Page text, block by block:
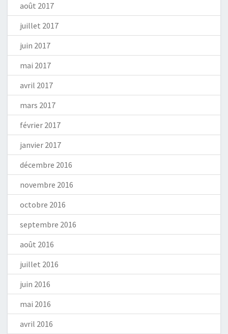
août 2017
juillet 2017
juin 2017
mai 2017
avril 2017
mars 2017
février 2017
janvier 2017
décembre 2016
novembre 2016
octobre 2016
septembre 2016
août 2016
juillet 2016
juin 2016
mai 2016
avril 2016